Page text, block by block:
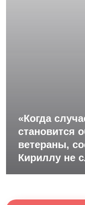
«Когда
становится
ветераны,
Кириллу не